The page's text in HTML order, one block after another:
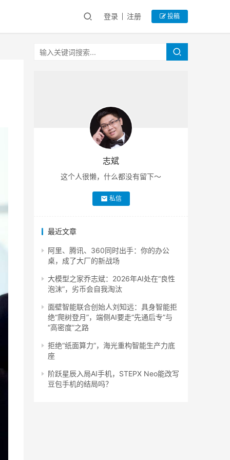
登录 注册 投稿
志斌
这个人很懒，什么都没有留下～
私信
最近文章
阿里、腾讯、360同时出手：你的办公
桌，成了大厂的新战场
大模型之家乔志斌：2026年AI处在“良性
泡沫”，劣币会自我淘汰
面壁智能联合创始人刘知远：具身智能拒
绝“爬树登月”，端侧AI要走“先通后专”与
“高密度”之路
拒绝“纸面算力”，海光重构智能生产力底
座
阶跃星辰入局AI手机，STEPX Neo能改写
豆包手机的结局吗？